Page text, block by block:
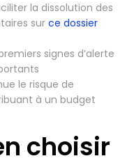
la dissolution des
sur ce dossier
signes d’alerte
le risque de
à un budget
choisir